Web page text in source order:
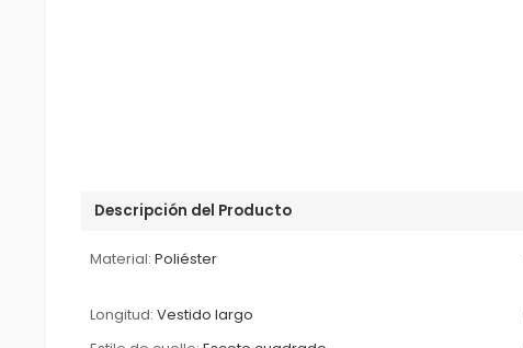
Descripción del Producto
Material: Poliéster
Longitud: Vestido largo